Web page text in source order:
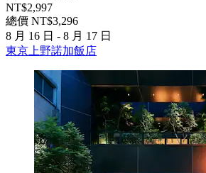
NT$2,997
總價 NT$3,296
8 月 16 日 - 8 月 17 日
東京上野諾加飯店